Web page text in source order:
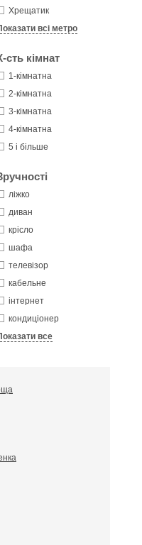
Хрещатик
всі метро
сть кімнат
1-кімнатна
2-кімнатна
3-кімнатна
4-кімнатна
5 і більше
ліжко
диван
крісло
шафа
телевізор
кабельне
інтернет
кондиціонер
все